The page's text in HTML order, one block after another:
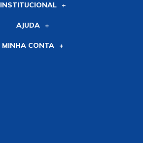
INSTITUCIONAL
AJUDA
MINHA CONTA